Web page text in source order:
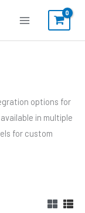
options for
in multiple
for custom